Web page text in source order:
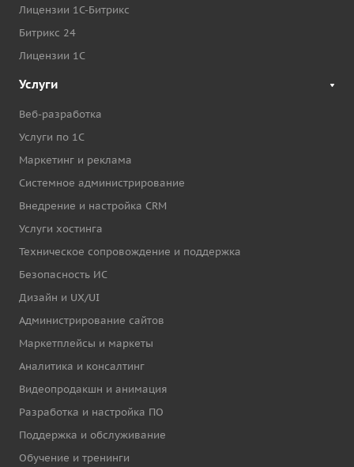
Лицензии 1С-Битрикс
Битрикс 24
Лицензии 1С
Услуги
Веб-разработка
Услуги по 1С
Маркетинг и реклама
Системное администрирование
Внедрение и настройка CRM
Услуги хостинга
Техническое сопровождение и поддержка
Безопасность ИС
Дизайн и UX/UI
Администрирование сайтов
Маркетплейсы и маркеты
Аналитика и консалтинг
Видеопродакшн и анимация
Разработка и настройка ПО
Поддержка и обслуживание
Обучение и тренинги